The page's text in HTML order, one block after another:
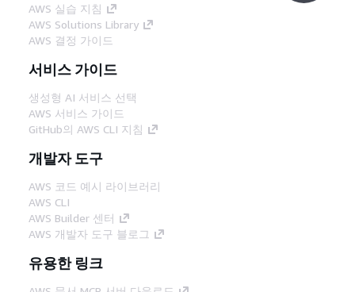
AWS 실습 지침
AWS Solutions Library
AWS 결정 가이드
서비스 가이드
생성형 AI 서비스 선택
AWS 서비스 가이드
GitHub의 AWS CLI 지침
개발자 도구
AWS 코드 예시 라이브러리
AWS CLI
AWS Builder 센터
AWS 개발자 도구 블로그
유용한 링크